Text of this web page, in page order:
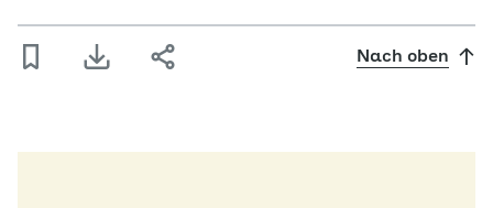
Nach oben